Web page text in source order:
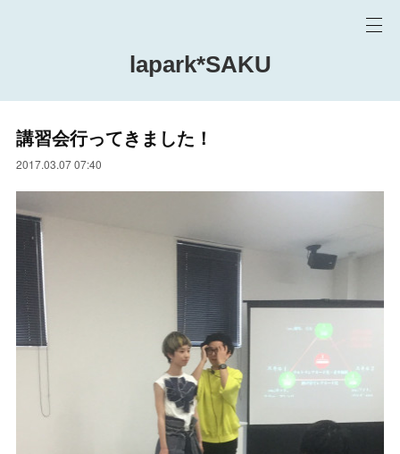
lapark*SAKU
講習会行ってきました！
2017.03.07 07:40